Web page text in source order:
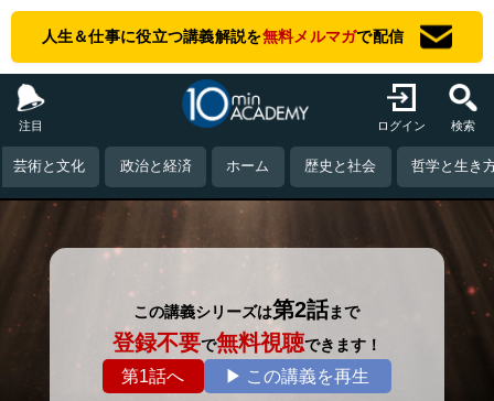
人生＆仕事に役立つ講義解説を無料メルマガで配信
注目 ログイン 検索
芸術と文化 政治と経済 ホーム 歴史と社会 哲学と生き
この講義シリーズは第2話まで
登録不要で無料視聴できます！
第1話へ ▶ この講義を再生